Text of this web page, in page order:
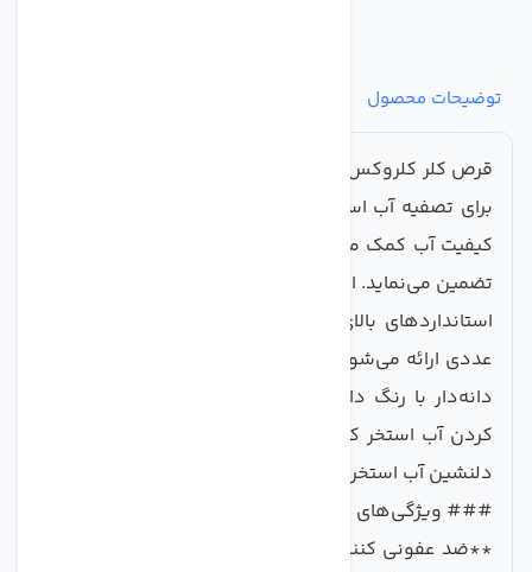
توضیحات محصول
قرص کلر کلروکس مدل کات کبود دار، یک راه حل بی‌نظیر
برای تصفیه آب استخرهای شنا بوده که نه‌تنها به بهبود
کیفیت آب کمک می‌کند، بلکه زیبایی و شفافیت آن را نیز
تضمین می‌نماید. این محصول با کیفیت بسیار عالی و تحت
دانه‌دار با رنگ دانه آبی بوده که به فرایند ضد عفونی
کردن آب استخر کمک شایانی می‌کند و به حفظ رنگ آبی
دلنشین آب استخر می‌انجامد.
### ویژگی‌های کلیدی قرص کلر کلروکس:
**ضد عفونی کننده قوی**: این قرص کلر به عنوان یک